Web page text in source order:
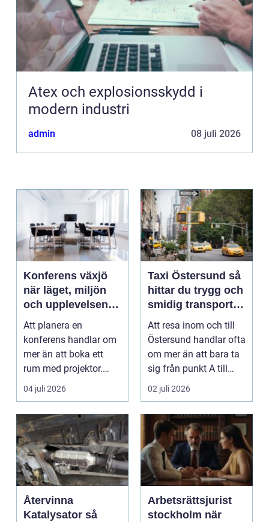
Atex och explosionsskydd i
modern industri
admin 08 juli 2026
Konferens växjö
när läget, miljön
och upplevelsen
gör skillnad
Att planera en
konferens handlar om
mer än att boka ett
rum med projektor.
Företag letar efter
plats...
04 juli 2026
Taxi Östersund så
hittar du trygg och
smidig transport
året runt
Att resa inom och till
Östersund handlar ofta
om mer än att bara ta
sig från punkt A till
punkt B. M...
02 juli 2026
Återvinna
Katalysator så
Arbetsrättsjurist
stockholm när